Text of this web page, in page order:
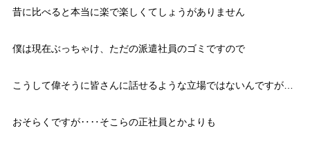
昔に比べると本当に楽で楽しくてしょうがありません
僕は現在ぶっちゃけ、ただの派遣社員のゴミですので
こうして偉そうに皆さんに話せるような立場ではないんですが…
おそらくですが‥‥そこらの正社員とかよりも